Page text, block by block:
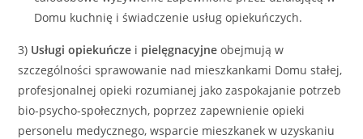
Domu kuchnię i świadczenie usług opiekuńczych.
3) Usługi opiekuńcze i pielęgnacyjne obejmują w
szczególności sprawowanie nad mieszkankami Domu stałej,
profesjonalnej opieki rozumianej jako zaspokajanie potrzeb
bio-psycho-społecznych, poprzez zapewnienie opieki
personelu medycznego, wsparcie mieszkanek w uzyskaniu